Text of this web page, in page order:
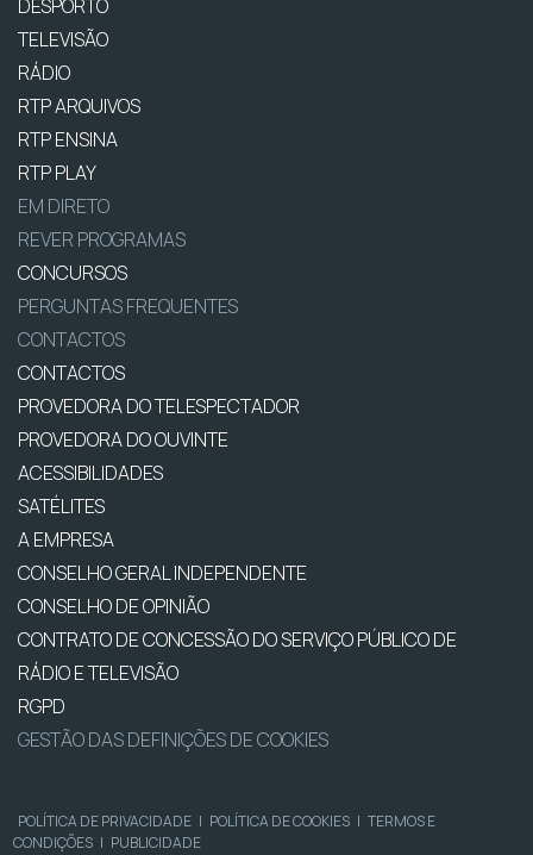
DESPORTO
TELEVISÃO
RÁDIO
RTP ARQUIVOS
RTP ENSINA
RTP PLAY
EM DIRETO
REVER PROGRAMAS
CONCURSOS
PERGUNTAS FREQUENTES
CONTACTOS
CONTACTOS
PROVEDORA DO TELESPECTADOR
PROVEDORA DO OUVINTE
ACESSIBILIDADES
SATÉLITES
A EMPRESA
CONSELHO GERAL INDEPENDENTE
CONSELHO DE OPINIÃO
CONTRATO DE CONCESSÃO DO SERVIÇO PÚBLICO DE
RÁDIO E TELEVISÃO
RGPD
GESTÃO DAS DEFINIÇÕES DE COOKIES
POLÍTICA DE PRIVACIDADE | POLÍTICA DE COOKIES | TERMOS E
CONDIÇÕES | PUBLICIDADE